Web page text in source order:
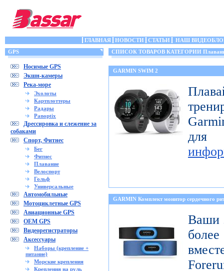
ГЛАВНАЯ НОВОСТИ СТАТЬИ
НАШ
GPS
Носимые GPS
Экшн-камеры
Река-море
Эхолоты
Картплоттеры
Радары
Panoptix
Дрессировка и слежение за
собаками
Спорт, Фитнес
Бег
Фитнес
Плавание
Велоспорт
Гольф
Универсальные
Автомобильные
Мотоциклетные GPS
Авиационные GPS
OEM GPS
Видеорегистраторы
Аксессуары
Наборы (крепление +
питание)
Морские крепления
Крепления на руль
СПИСОК ТОВАРОВ КАТЕГОРИИ
GARMIN SWIM 2
для
GARMIN Комплект монитор сердечного
Ваши